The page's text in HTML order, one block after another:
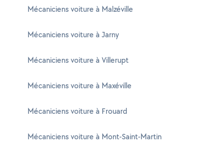
Mécaniciens voiture à Malzéville
Mécaniciens voiture à Jarny
Mécaniciens voiture à Villerupt
Mécaniciens voiture à Maxéville
Mécaniciens voiture à Frouard
Mécaniciens voiture à Mont-Saint-Martin